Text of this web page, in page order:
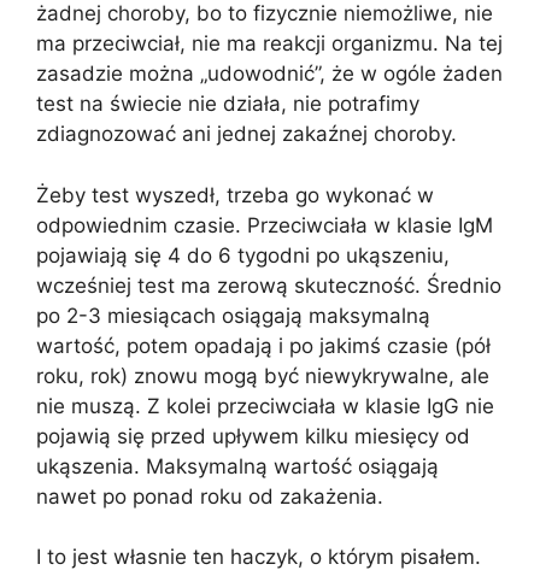
żadnej choroby, bo to fizycznie niemożliwe, nie
ma przeciwciał, nie ma reakcji organizmu. Na tej
zasadzie można „udowodnić”, że w ogóle żaden
test na świecie nie działa, nie potrafimy
zdiagnozować ani jednej zakaźnej choroby.
Żeby test wyszedł, trzeba go wykonać w
odpowiednim czasie. Przeciwciała w klasie IgM
pojawiają się 4 do 6 tygodni po ukąszeniu,
wcześniej test ma zerową skuteczność. Średnio
po 2-3 miesiącach osiągają maksymalną
wartość, potem opadają i po jakimś czasie (pół
roku, rok) znowu mogą być niewykrywalne, ale
nie muszą. Z kolei przeciwciała w klasie IgG nie
pojawią się przed upływem kilku miesięcy od
ukąszenia. Maksymalną wartość osiągają
nawet po ponad roku od zakażenia.
I to jest własnie ten haczyk, o którym pisałem.